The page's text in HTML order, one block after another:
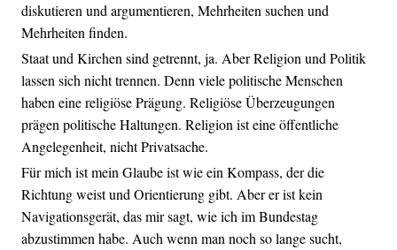
diskutieren und argumentieren, Mehrheiten suchen und
Mehrheiten finden.
Staat und Kirchen sind getrennt, ja. Aber Religion und Politik
lassen sich nicht trennen. Denn viele politische Menschen
haben eine religiöse Prägung. Religiöse Überzeugungen
prägen politische Haltungen. Religion ist eine öffentliche
Angelegenheit, nicht Privatsache.
Für mich ist mein Glaube ist wie ein Kompass, der die
Richtung weist und Orientierung gibt. Aber er ist kein
Navigationsgerät, das mir sagt, wie ich im Bundestag
abzustimmen habe. Auch wenn man noch so lange sucht,